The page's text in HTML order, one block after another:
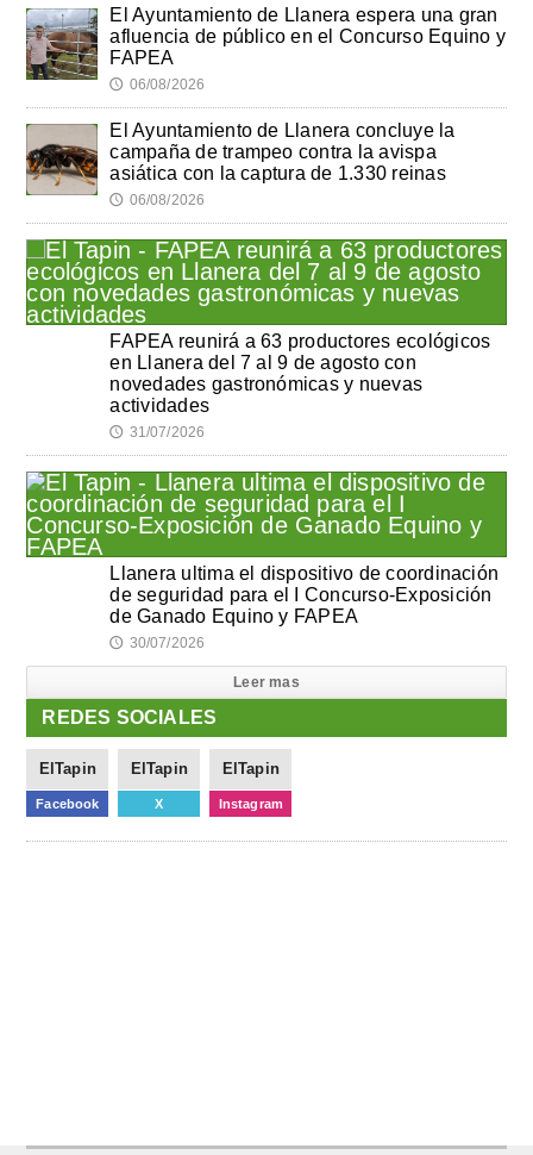
El Ayuntamiento de Llanera espera una gran
afluencia de público en el Concurso Equino y
FAPEA
🕔 06/08/2026
El Ayuntamiento de Llanera concluye la
campaña de trampeo contra la avispa
asiática con la captura de 1.330 reinas
🕔 06/08/2026
FAPEA reunirá a 63 productores ecológicos
en Llanera del 7 al 9 de agosto con
novedades gastronómicas y nuevas
actividades
🕔 31/07/2026
Llanera ultima el dispositivo de coordinación
de seguridad para el I Concurso-Exposición
de Ganado Equino y FAPEA
🕔 30/07/2026
Leer mas
REDES SOCIALES
ElTapin
Facebook
ElTapin
X
ElTapin
Instagram